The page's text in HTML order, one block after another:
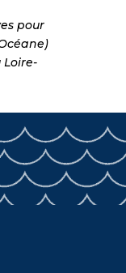
pour
Loire-